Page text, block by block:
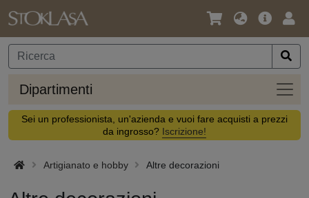
Lingua
Valuta
Offerta
Dipartimenti
Sei un professionista, un'azienda e vuoi fare acquisti a prezzi
da ingrosso? Iscrizione!
Artigianato e hobby Altre decorazioni